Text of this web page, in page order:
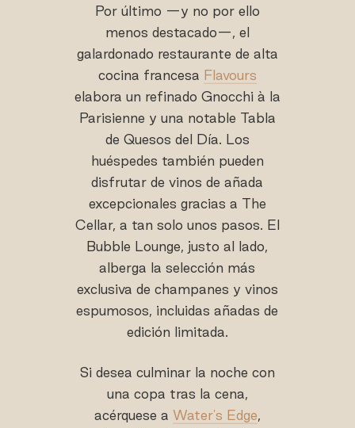
Por último —y no por ello
menos destacado—, el
galardonado restaurante de alta
cocina francesa Flavours
elabora un refinado Gnocchi à la
Parisienne y una notable Tabla
de Quesos del Día. Los
huéspedes también pueden
disfrutar de vinos de añada
excepcionales gracias a The
Cellar, a tan solo unos pasos. El
Bubble Lounge, justo al lado,
alberga la selección más
exclusiva de champanes y vinos
espumosos, incluidas añadas de
edición limitada.
Si desea culminar la noche con
una copa tras la cena,
acérquese a Water's Edge,